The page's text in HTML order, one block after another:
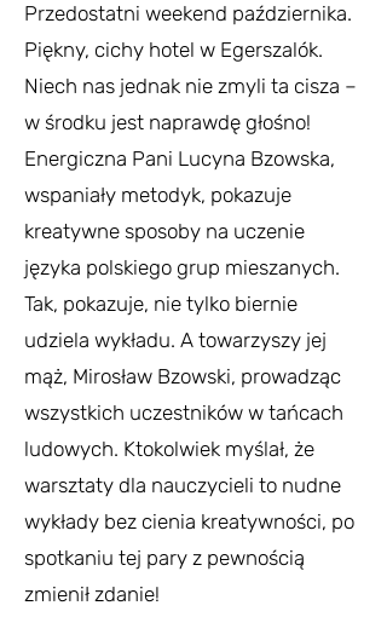
Przedostatni weekend października.
Piękny, cichy hotel w Egerszalók.
Niech nas jednak nie zmyli ta cisza –
w środku jest naprawdę głośno!
Energiczna Pani Lucyna Bzowska,
wspaniały metodyk, pokazuje
kreatywne sposoby na uczenie
języka polskiego grup mieszanych.
Tak, pokazuje, nie tylko biernie
udziela wykładu. A towarzyszy jej
mąż, Mirosław Bzowski, prowadząc
wszystkich uczestników w tańcach
ludowych. Ktokolwiek myślał, że
warsztaty dla nauczycieli to nudne
wykłady bez cienia kreatywności, po
spotkaniu tej pary z pewnością
zmienił zdanie!